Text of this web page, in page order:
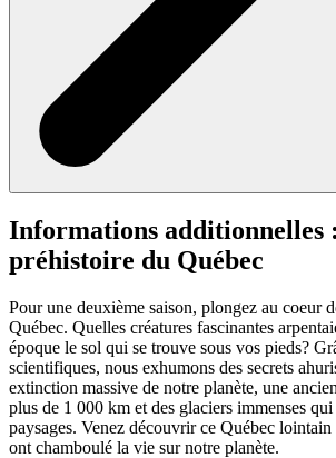
Informations additionnelles :
préhistoire du Québec
Pour une deuxième saison, plongez au coeur
Québec. Quelles créatures fascinantes
époque le sol qui se trouve sous vos pieds?
scientifiques, nous exhumons des secrets
extinction massive de notre planète, une
plus de 1 000 km et des glaciers immenses
paysages. Venez découvrir ce Québec lointain
ont chamboulé la vie sur notre planète.